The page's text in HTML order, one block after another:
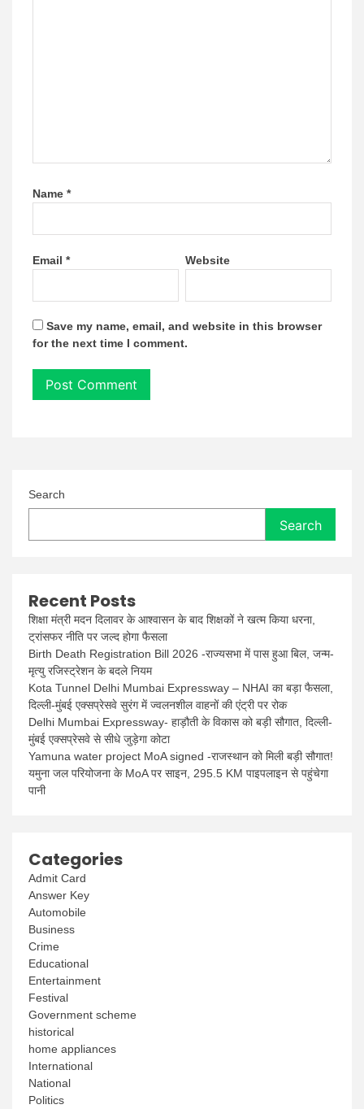
Name *
Email * Website
Save my name, email, and website in this browser
for the next time I comment.
Search
Search
Recent Posts
शिक्षा मंत्री मदन दिलावर के आश्वासन के बाद शिक्षकों ने खत्म किया धरना,
ट्रांसफर नीति पर जल्द होगा फैसला
Birth Death Registration Bill 2026 -राज्यसभा में पास हुआ बिल, जन्म-
मृत्यु रजिस्ट्रेशन के बदले नियम
Kota Tunnel Delhi Mumbai Expressway – NHAI का बड़ा फैसला,
दिल्ली-मुंबई एक्सप्रेसवे सुरंग में ज्वलनशील वाहनों की एंट्री पर रोक
Delhi Mumbai Expressway- हाड़ौती के विकास को बड़ी सौगात, दिल्ली-
मुंबई एक्सप्रेसवे से सीधे जुड़ेगा कोटा
Yamuna water project MoA signed -राजस्थान को मिली बड़ी सौगात!
यमुना जल परियोजना के MoA पर साइन, 295.5 KM पाइपलाइन से पहुंचेगा
पानी
Categories
Admit Card
Answer Key
Automobile
Business
Crime
Educational
Entertainment
Festival
Government scheme
historical
home appliances
International
National
Politics